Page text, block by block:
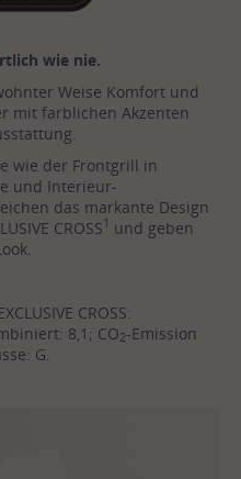
wie nie.
Weise Komfort und
mit farblichen Akzenten
wie der Frontgrill in
und Interieur-
das markante Design
CROSS1 und geben
CROSS:
8,1; CO2-Emission
G.